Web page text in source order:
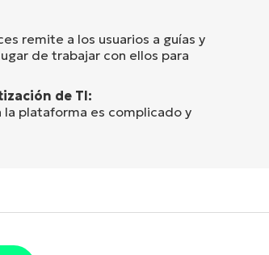
remite a los usuarios a guías y
de trabajar con ellos para
de TI:
plataforma es complicado y